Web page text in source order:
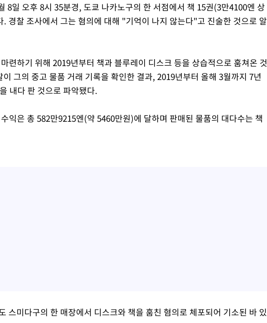
8일 오후 8시 35분경, 도쿄 나카노구의 한 서점에서 책 15권(3만4100엔 상
. 경찰 조사에서 그는 혐의에 대해 "기억이 나지 않는다"고 진술한 것으로 알
련하기 위해 2019년부터 책과 블루레이 디스크 등을 상습적으로 훔쳐온 것
그의 중고 물품 거래 기록을 확인한 결과, 2019년부터 올해 3월까지 7년
내다 판 것으로 파악됐다.
익은 총 582만9215엔(약 5460만원)에 달하며 판매된 물품의 대다수는 책
스미다구의 한 매장에서 디스크와 책을 훔친 혐의로 체포되어 기소된 바 있